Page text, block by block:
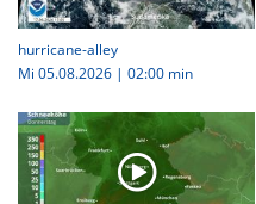
hurricane-alley
Mi 05.08.2026 | 02:00 min